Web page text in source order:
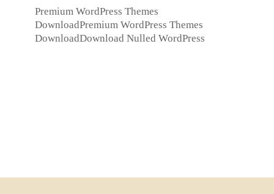
Premium WordPress Themes
DownloadPremium WordPress Themes
DownloadDownload Nulled WordPress